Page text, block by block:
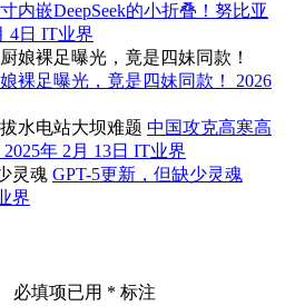
内嵌DeepSeek的小折叠！努比亚
4日 IT业界
裸足曝光，竟是四妹同款！ 2026
中国攻克高寒高
2025年 2月 13日 IT业界
GPT-5更新，但缺少灵魂
界
必填项已用 * 标注